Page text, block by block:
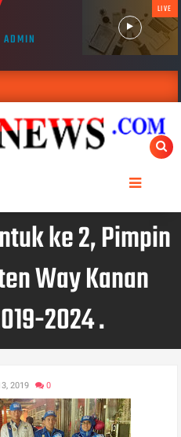
ADMIN
LIVE
ke 2, Pimpin
Way Kanan
2024 .
2019 0